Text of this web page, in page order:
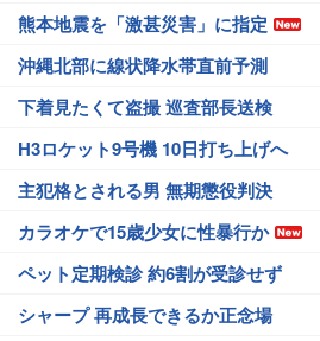
熊本地震を「激甚災害」に指定
沖縄北部に線状降水帯直前予測
下着見たくて盗撮 巡査部長送検
H3ロケット9号機 10日打ち上げへ
主犯格とされる男 無期懲役判決
カラオケで15歳少女に性暴行か
ペット定期検診 約6割が受診せず
シャープ 再成長できるか正念場